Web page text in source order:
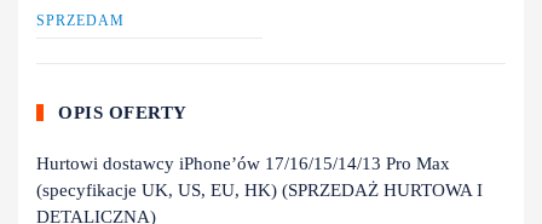
SPRZEDAM
OPIS OFERTY
Hurtowi dostawcy iPhone’ów 17/16/15/14/13 Pro Max
(specyfikacje UK, US, EU, HK) (SPRZEDAŻ HURTOWA I
DETALICZNA)